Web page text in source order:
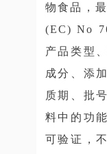
物食品，
(EC) No
产品类型
成分、添
质期、批
料中的功
可验证，